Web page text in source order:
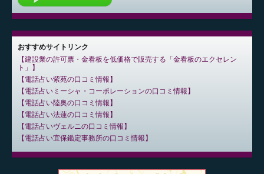
おすすめサイトリンク
建設業の許可票・金看板を低価格で販売する「金看板のエクセレン
ト」
電話占い紫苑の口コミ情報
電話占いミーシャ・コーポレーションの口コミ情報
電話占い陸奥の口コミ情報
電話占い法蓮の口コミ情報
電話占いヴェルニの口コミ情報
電話占い宜保鑑定事務所の口コミ情報